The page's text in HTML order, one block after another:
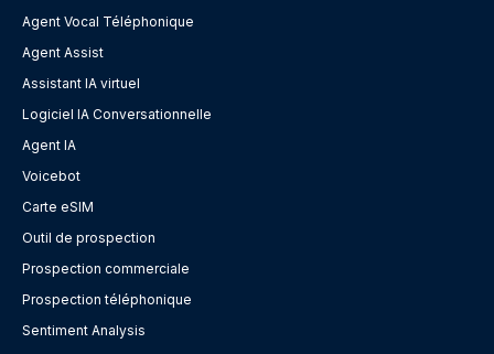
Agent Vocal Téléphonique
Agent Assist
Assistant IA virtuel
Logiciel IA Conversationnelle
Agent IA
Voicebot
Carte eSIM
Outil de prospection
Prospection commerciale
Prospection téléphonique
Sentiment Analysis